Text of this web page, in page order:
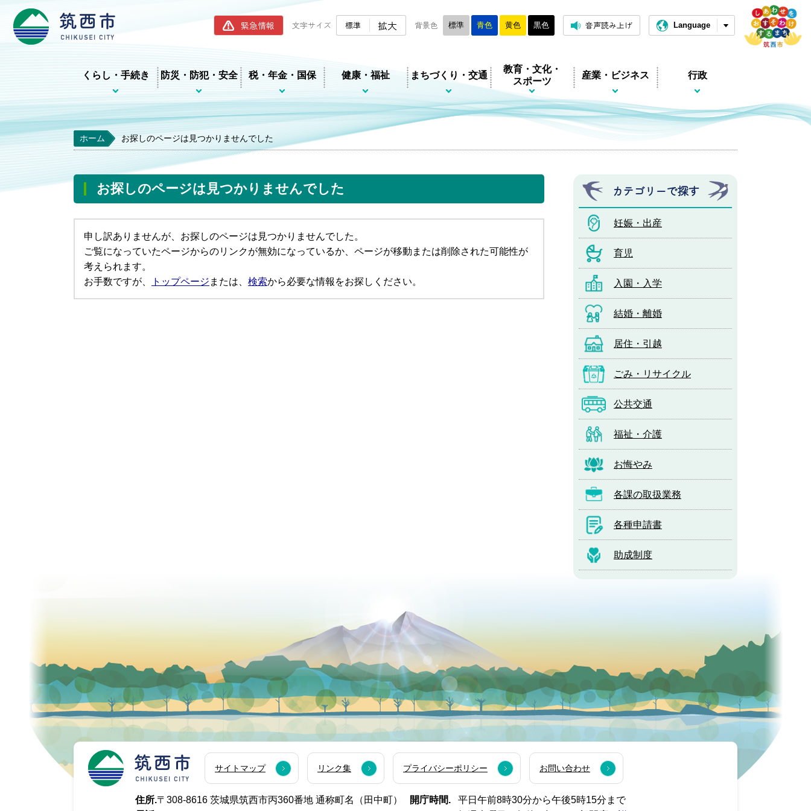
筑西市ホームページ
緊急情報 文字サイズ 標準 拡大 背景色 標準 青色 黄色 黒色 音声読み上げ Language
くらし・手続き 防災・防犯・安全 税・年金・国保 健康・福祉 まちづくり・交通
教育・文化・
スポーツ
産業・ビジネス 行政
ホーム お探しのページは見つかりませんでした
お探しのページは見つかりませんでした
申し訳ありませんが、お探しのページは見つかりませんでした。
ご覧になっていたページからのリンクが無効になっているか、ページが移動または削除された可能性が
考えられます。
お手数ですが、
トップページ または、 検索から必要な情報をお探しください。
印刷する
カテゴリーで探す
妊娠・出産
育児
入園・入学
結婚・離婚
居住・引越
ごみ・リサイクル
公共交通
福祉・介護
お悔やみ
各課の取扱業務
各種申請書
助成制度
サイトマップ リンク集 プライバシーポリシー お問い合わせ
住所.〒308-8616 茨城県筑西市丙360番地 通称町名（田中町）
開庁時間.
平日午前8時30分から午後5時15分まで